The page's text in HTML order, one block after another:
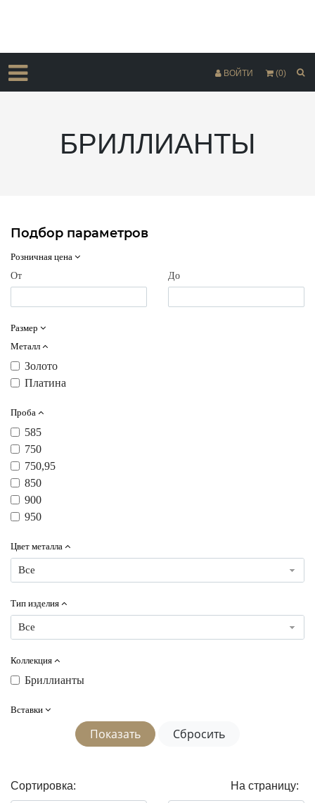
ВОЙТИ (0)
БРИЛЛИАНТЫ
Подбор параметров
Розничная цена
От
До
Размер
Металл
Золото
Платина
Проба
585
750
750,95
850
900
950
Цвет металла
Все
Тип изделия
Все
Коллекция
Бриллианты
Вставки
Сортировка: На страницу: